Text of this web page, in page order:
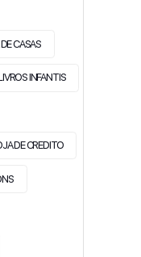
CASAS
INFANTIS
DE CREDITO